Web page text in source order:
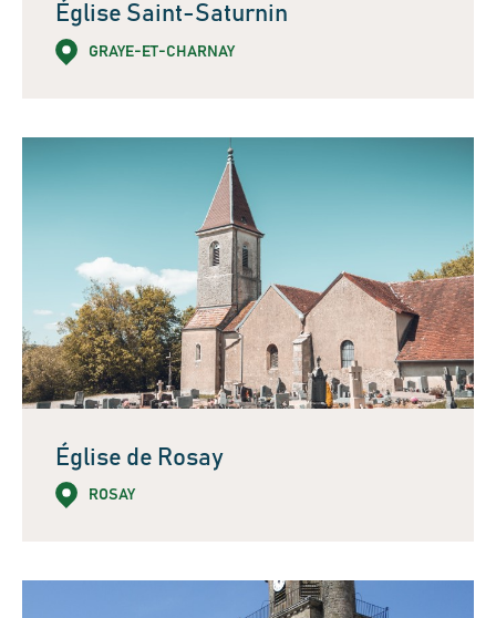
Église Saint-Saturnin
GRAYE-ET-CHARNAY
Église de Rosay
ROSAY